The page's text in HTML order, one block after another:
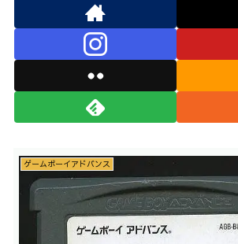
ゲームボーイアドバンス